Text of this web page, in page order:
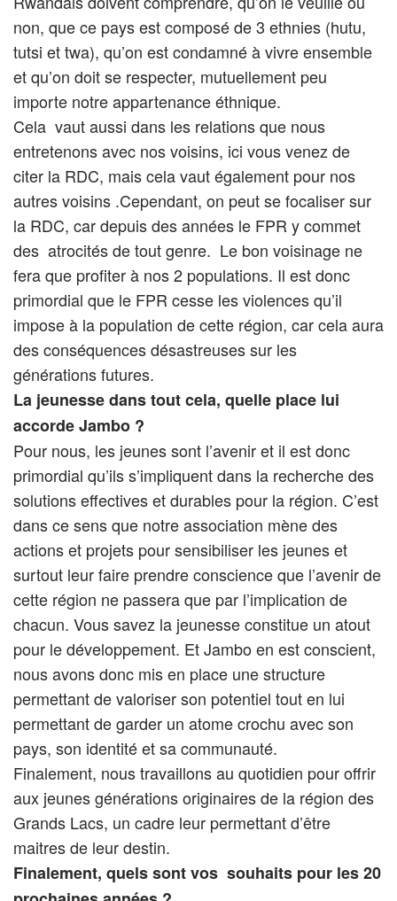
non, que ce pays est composé de 3 ethnies (hutu,
tutsi et twa), qu’on est condamné à vivre ensemble
et qu’on doit se respecter, mutuellement peu
importe notre appartenance éthnique.
Cela vaut aussi dans les relations que nous
entretenons avec nos voisins, ici vous venez de
citer la RDC, mais cela vaut également pour nos
autres voisins .Cependant, on peut se focaliser sur
la RDC, car depuis des années le FPR y commet
des atrocités de tout genre. Le bon voisinage ne
fera que profiter à nos 2 populations. Il est donc
primordial que le FPR cesse les violences qu’il
impose à la population de cette région, car cela aura
des conséquences désastreuses sur les
générations futures.
La jeunesse dans tout cela, quelle place lui
accorde Jambo ?
Pour nous, les jeunes sont l’avenir et il est donc
primordial qu’ils s’impliquent dans la recherche des
solutions effectives et durables pour la région. C’est
dans ce sens que notre association mène des
actions et projets pour sensibiliser les jeunes et
surtout leur faire prendre conscience que l’avenir de
cette région ne passera que par l’implication de
chacun. Vous savez la jeunesse constitue un atout
pour le développement. Et Jambo en est conscient,
nous avons donc mis en place une structure
permettant de valoriser son potentiel tout en lui
permettant de garder un atome crochu avec son
pays, son identité et sa communauté.
Finalement, nous travaillons au quotidien pour offrir
aux jeunes générations originaires de la région des
Grands Lacs, un cadre leur permettant d’être
maitres de leur destin.
Finalement, quels sont vos souhaits pour les 20